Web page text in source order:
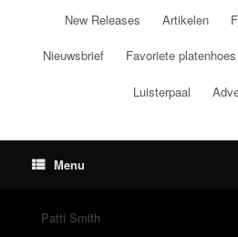
New Releases Artikelen
Nieuwsbrief Favoriete platenhoes
Luisterpaal
Menu
Patti Smith